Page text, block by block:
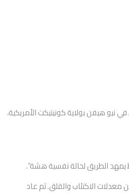
هيفن بولاية كونيتيكت الأمريكية،
يمهد الطريق لحالة نفسية هشة”.
عن معدلات الاكتئاب والقلق. ثم عاد